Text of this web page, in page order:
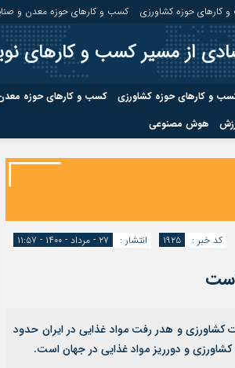
کارهای حوزه کشاورزی کسب و کارهای حوزه معدن و
از مسیر کسب و کارهای
و کارهای حوزه کشاورزی
کسب و کارهای حوزه
هوش مصنوعی
صفحه نخست
کسب و
کسب و کارهای انتشار : ۲۷ - مرداد - ۱۴۰۰ - ۱۱:۵۷ کد خبر : ۱۹۲۵
کشاورزی و هدر رفت مواد غذایی در ایران حدود